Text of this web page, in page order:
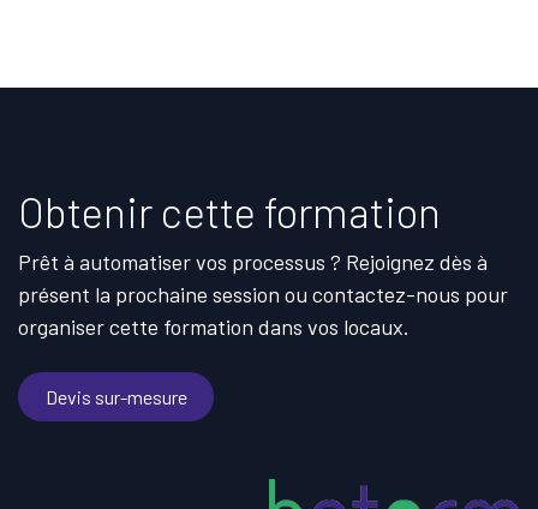
Obtenir cette formation
Prêt à automatiser vos processus ? Rejoignez dès à
présent la prochaine session ou contactez-nous pour
organiser cette formation dans vos locaux.
Devis sur-mesure